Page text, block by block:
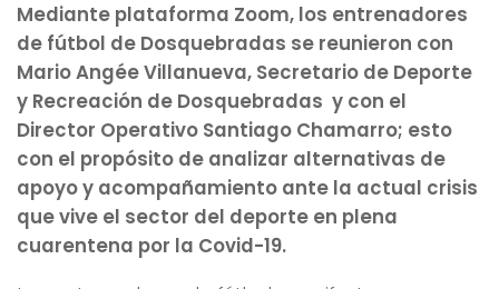
Mediante plataforma Zoom, los entrenadores
de fútbol de Dosquebradas se reunieron con
Mario Angée Villanueva, Secretario de Deporte
y Recreación de Dosquebradas y con el
Director Operativo Santiago Chamarro; esto
con el propósito de analizar alternativas de
apoyo y acompañamiento ante la actual crisis
que vive el sector del deporte en plena
cuarentena por la Covid-19.